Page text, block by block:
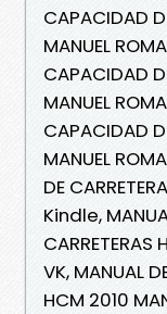
CAPACIDAD
MANUEL
CAPACIDAD
MANUEL
CAPACIDAD
MANUEL
DE
Kindle,
CARRETERAS
VK, MANUAL
HCM 2010